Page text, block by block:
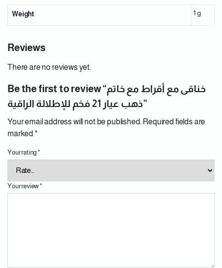
Weight 1 g
Reviews
There are no reviews yet.
Be the first to review “خناقى مع أقراط مع خاتم
ذهب عيار 21 فخم للإطلالة الراقية”
Your email address will not be published. Required fields are
marked *
Your rating*
Your review*